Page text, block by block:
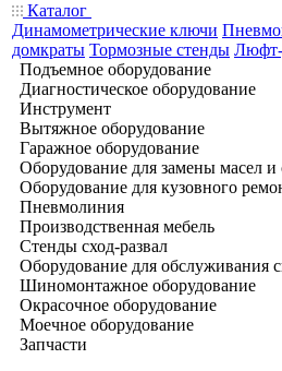
Каталог
Динамометрические ключи
домкраты Тормозные стенды Люфт-
Подъемное оборудование
Диагностическое оборудование
Инструмент
Вытяжное оборудование
Гаражное оборудование
Оборудование для замены масел и
Оборудование для кузовного
Пневмолиния
Производственная мебель
Стенды сход-развал
Оборудование для обслуживания
Шиномонтажное оборудование
Окрасочное оборудование
Моечное оборудование
Запчасти